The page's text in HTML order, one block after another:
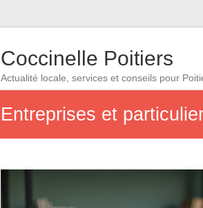
Coccinelle Poitiers
Actualité locale, services et conseils pour
Entreprises et